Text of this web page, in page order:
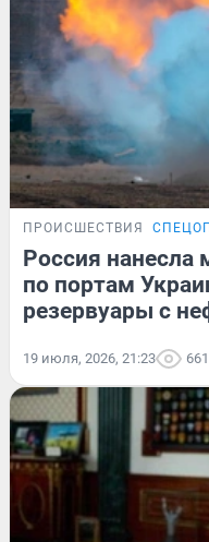
ПРОИСШЕСТВИЯ
Россия нанесла
по портам
резервуары с
19 июля, 2026, 21:23 661